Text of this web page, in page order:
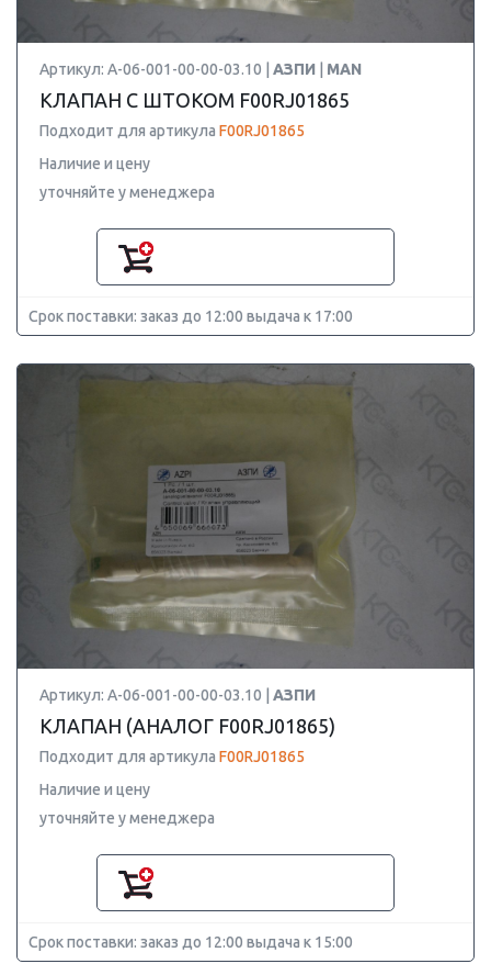
Артикул: А-06-001-00-00-03.10 | АЗПИ MAN
КЛАПАН С ШТОКОМ F00RJ01865
Подходит для артикула F00RJ01865
Наличие и цену
уточняйте у менеджера
Срок поставки: заказ до 12:00 выдача к 17:00
Артикул: A-06-001-00-00-03.10 | АЗПИ
КЛАПАН (АНАЛОГ F00RJ01865)
Подходит для артикула F00RJ01865
Наличие и цену
уточняйте у менеджера
Срок поставки: заказ до 12:00 выдача к 15:00